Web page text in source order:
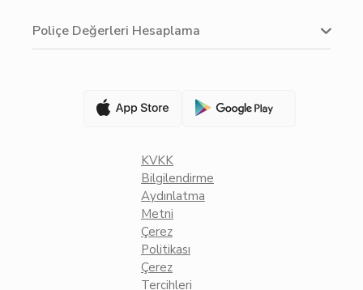
Poliçe Değerleri Hesaplama
KVKK
Bilgilendirme
Aydınlatma
Metni
Çerez
Politikası
Çerez
Tercihleri